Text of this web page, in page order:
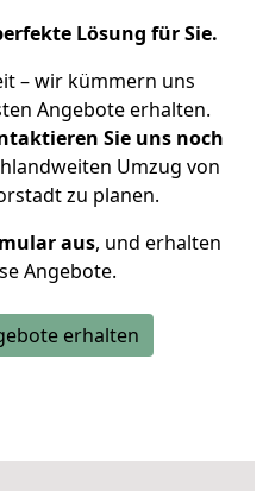
Lösung für Sie.
– wir kümmern uns
Angebote erhalten.
Sie uns noch
Umzug von
zu planen.
aus, und erhalten
Angebote.
erhalten